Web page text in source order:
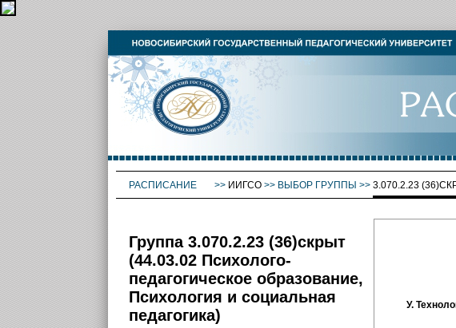
РАСПИСАНИЕ >> ИИГСО>> ВЫБОР ГРУППЫ >> 3.070.2.23
Группа 3.070.2.23 (36)скрыт
(44.03.02 Психолого-
педагогическое образование,
Психология и социальная
педагогика)
У.